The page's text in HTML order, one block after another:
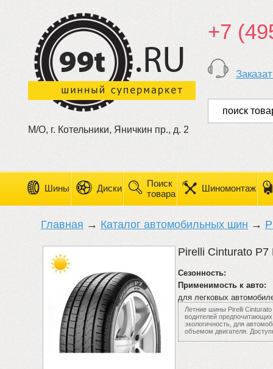
М/О, г. Котельники, Яничкин пр., д. 2
+7
Шины Диски
Поиск
товара
Шиномонтаж
Главная → Каталог автомобильных шин →
Pirelli Cinturato P7
Сезонность:
Применимость к авто:
для легковых
Летние шины Pirelli
водителей
экологичность, для
объемом двигателя.